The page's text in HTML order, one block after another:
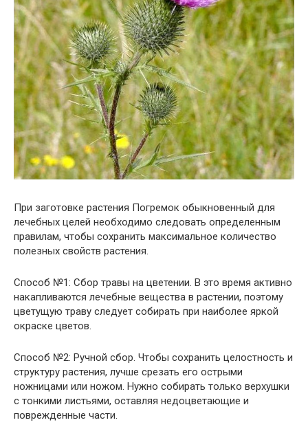
При заготовке растения Погремок обыкновенный для
лечебных целей необходимо следовать определенным
правилам, чтобы сохранить максимальное количество
полезных свойств растения.
Способ №1: Сбор травы на цветении. В это время активно
накапливаются лечебные вещества в растении, поэтому
цветущую траву следует собирать при наиболее яркой
окраске цветов.
Способ №2: Ручной сбор. Чтобы сохранить целостность и
структуру растения, лучше срезать его острыми
ножницами или ножом. Нужно собирать только верхушки
с тонкими листьями, оставляя недоцветающие и
поврежденные части.